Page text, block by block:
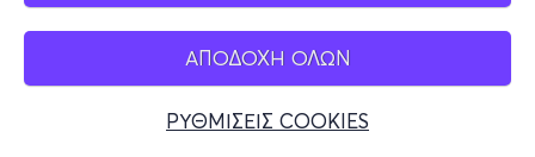
ΑΠΟΔΟΧΗ ΟΛΩΝ
ΡΥΘΜΙΣΕΙΣ COOKIES